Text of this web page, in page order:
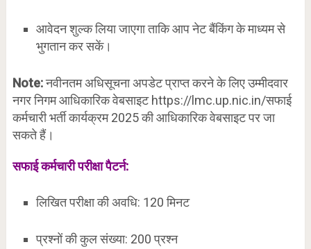
आवेदन शुल्क लिया जाएगा ताकि आप नेट बैंकिंग के माध्यम से
भुगतान कर सकें।
Note:नवीनतम अधिसूचना अपडेट प्राप्त करने के लिए उम्मीदवार
नगर निगम आधिकारिक वेबसाइट https://lmc.up.nic.in/सफाई
कर्मचारी भर्ती कार्यक्रम 2025 की आधिकारिक वेबसाइट पर जा
सकते हैं।
सफाई कर्मचारी परीक्षा पैटर्न:
लिखित परीक्षा की अवधि: 120 मिनट
प्रश्नों की कुल संख्या: 200 प्रश्न